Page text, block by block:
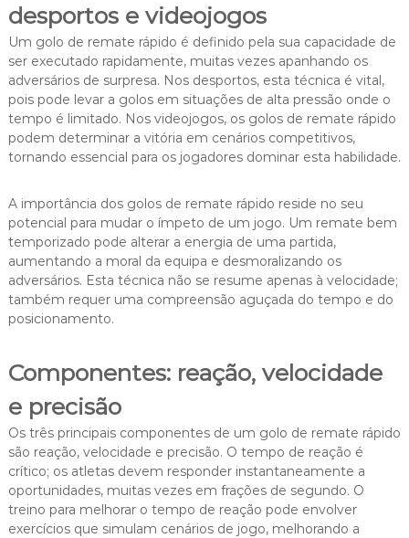
desportos e videojogos
Um golo de remate rápido é definido pela sua capacidade de
ser executado rapidamente, muitas vezes apanhando os
adversários de surpresa. Nos desportos, esta técnica é vital,
pois pode levar a golos em situações de alta pressão onde o
tempo é limitado. Nos videojogos, os golos de remate rápido
podem determinar a vitória em cenários competitivos,
tornando essencial para os jogadores dominar esta habilidade.
A importância dos golos de remate rápido reside no seu
potencial para mudar o ímpeto de um jogo. Um remate bem
temporizado pode alterar a energia de uma partida,
aumentando a moral da equipa e desmoralizando os
adversários. Esta técnica não se resume apenas à velocidade;
também requer uma compreensão aguçada do tempo e do
posicionamento.
Componentes: reação, velocidade
e precisão
Os três principais componentes de um golo de remate rápido
são reação, velocidade e precisão. O tempo de reação é
crítico; os atletas devem responder instantaneamente a
oportunidades, muitas vezes em frações de segundo. O
treino para melhorar o tempo de reação pode envolver
exercícios que simulam cenários de jogo, melhorando a